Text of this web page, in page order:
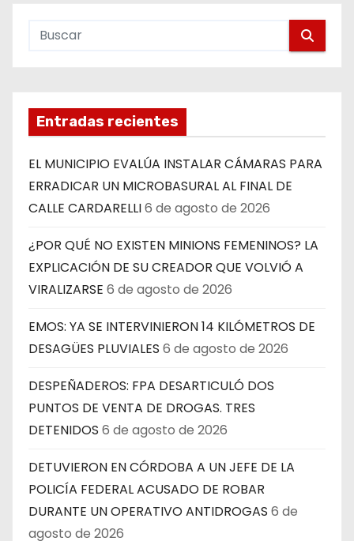
Entradas recientes
EL MUNICIPIO EVALÚA INSTALAR CÁMARAS PARA
ERRADICAR UN MICROBASURAL AL FINAL DE
CALLE CARDARELLI6 de agosto de 2026
¿POR QUÉ NO EXISTEN MINIONS FEMENINOS? LA
EXPLICACIÓN DE SU CREADOR QUE VOLVIÓ A
VIRALIZARSE 6 de agosto de 2026
EMOS: YA SE INTERVINIERON 14 KILÓMETROS DE
DESAGÜES PLUVIALES 6 de agosto de 2026
DESPEÑADEROS: FPA DESARTICULÓ DOS
PUNTOS DE VENTA DE DROGAS. TRES
DETENIDOS 6 de agosto de 2026
DETUVIERON EN CÓRDOBA A UN JEFE DE LA
POLICÍA FEDERAL ACUSADO DE ROBAR
DURANTE UN OPERATIVO ANTIDROGAS 6 de
agosto de 2026